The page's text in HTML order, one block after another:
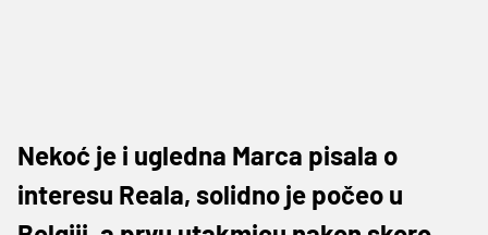
Nekoć je i ugledna Marca pisala o
interesu Reala, solidno je počeo u